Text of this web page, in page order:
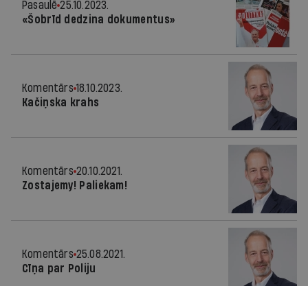
Pasaulē 25.10.2023.
«Šobrīd dedzina dokumentus»
Komentārs 18.10.2023.
Kačiņska krahs
Komentārs 20.10.2021.
Zostajemy! Paliekam!
Komentārs 25.08.2021.
Cīņa par Poliju